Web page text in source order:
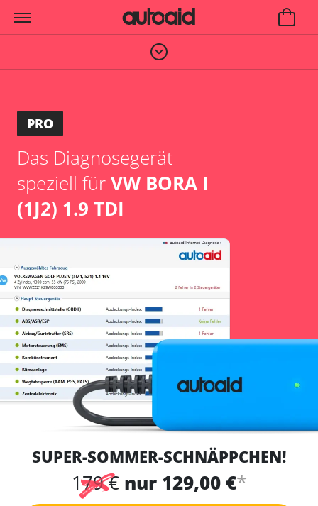
PRO
Das Diagnosegerät
speziell fürVW BORA I
(1J2) 1.9 TDI
SUPER-SOMMER-SCHNÄPPCHEN!
179 € nur 129,00 €*